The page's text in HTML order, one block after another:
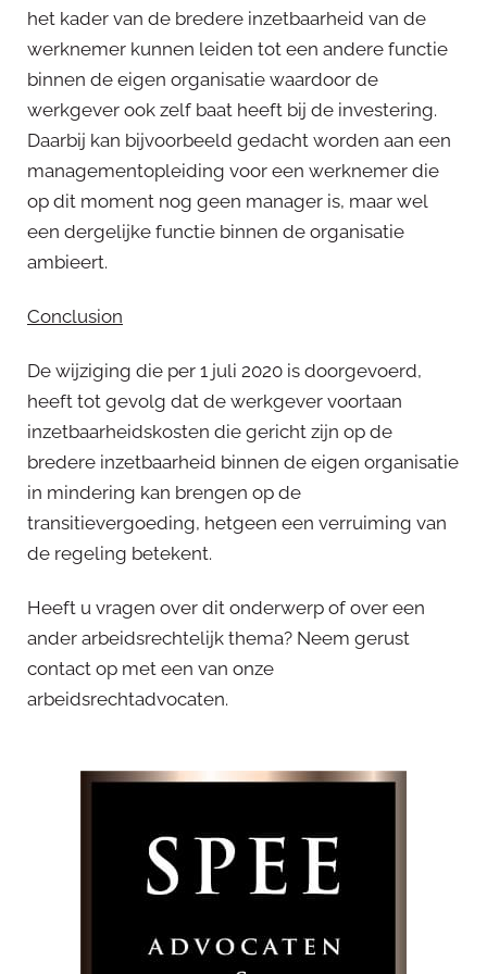
het kader van de bredere inzetbaarheid van de
werknemer kunnen leiden tot een andere functie
binnen de eigen organisatie waardoor de
werkgever ook zelf baat heeft bij de investering.
Daarbij kan bijvoorbeeld gedacht worden aan een
managementopleiding voor een werknemer die
op dit moment nog geen manager is, maar wel
een dergelijke functie binnen de organisatie
ambieert.
Conclusion
De wijziging die per 1 juli 2020 is doorgevoerd,
heeft tot gevolg dat de werkgever voortaan
inzetbaarheidskosten die gericht zijn op de
bredere inzetbaarheid binnen de eigen organisatie
in mindering kan brengen op de
transitievergoeding, hetgeen een verruiming van
de regeling betekent.
Heeft u vragen over dit onderwerp of over een
ander arbeidsrechtelijk thema? Neem gerust
contact op met een van onze
arbeidsrechtadvocaten.